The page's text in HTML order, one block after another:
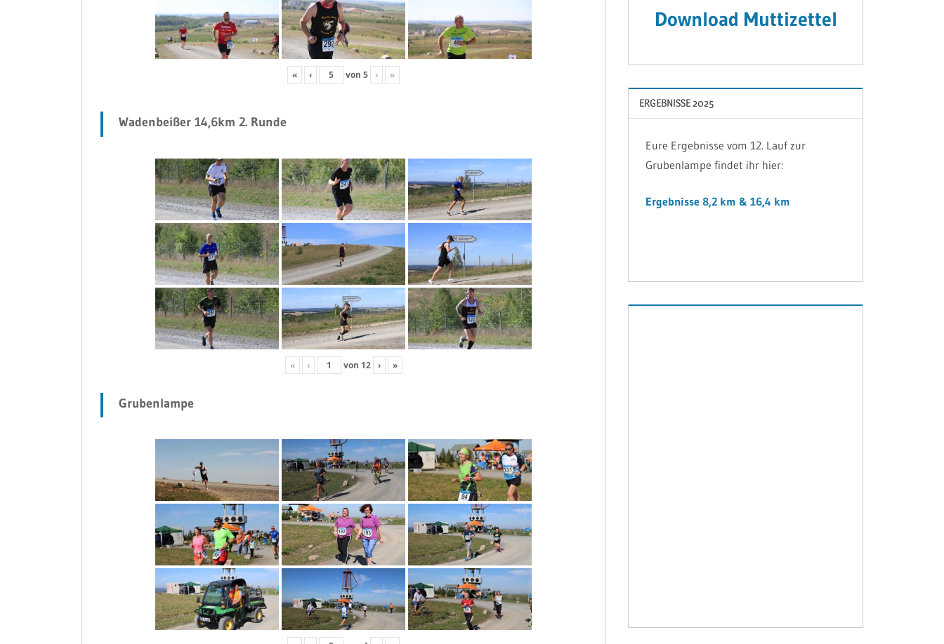
« ‹ von5 › »
Wadenbeißer 14,6km 2. Runde
« ‹ von 12 › »
Grubenlampe
Download Muttizettel
ERGEBNISSE 2025
Eure Ergebnisse vom 12. Lauf zur
Grubenlampe findet ihr hier:
Ergebnisse 8,2 km & 16,4 km